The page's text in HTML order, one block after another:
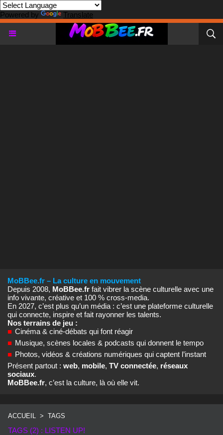
Powered by Translate
MoBBee.fr – La culture en mouvement
Depuis 2008, MoBBee.fr fait vibrer la scène culturelle avec une
info vivante, créative et 100 % cross‑media.
En 2027, c’est plus qu’un média : c’est une plateforme culturelle
qui connecte, inspire et fait rayonner les talents.
Nos terrains de jeu :
■ Cinéma & ciné‑débats qui font réagir
■ Musique, scènes locales & podcasts qui donnent le tempo
■ Photos, vidéos & créations numériques qui captent l’instant
Présent partout : web, mobile, TV connectée, réseaux
sociaux.
MoBBee.fr, c’est la culture, là où elle vit.
ACCUEIL > TAGS
TAGS (2) : LISTEN UP!